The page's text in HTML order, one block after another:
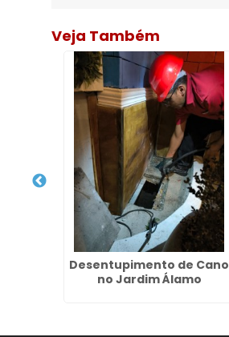
Veja Também
Desentupimento de Cano
no Jardim Álamo